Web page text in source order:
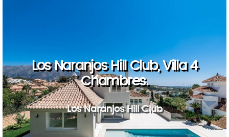
Los Naranjos Hill Club, Villa 4
Chambres.
Los Naranjos Hill Club